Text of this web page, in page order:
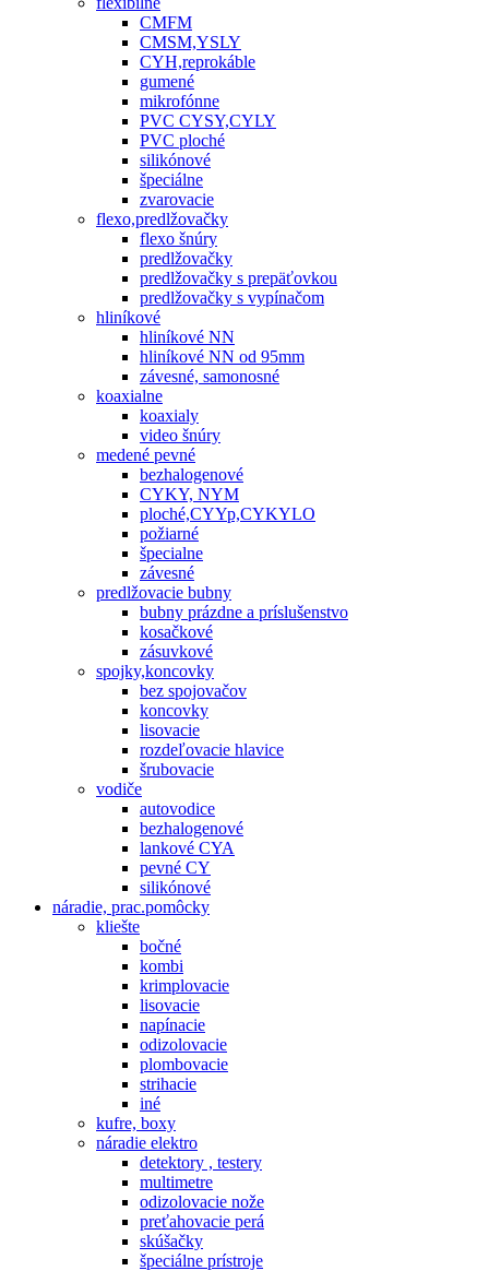
CMFM
CMSM,YSLY
CYH,reprokáble
gumené
mikrofónne
PVC CYSY,CYLY
PVC ploché
silikónové
špeciálne
zvarovacie
flexo,predlžovačky
flexo šnúry
predlžovačky
predlžovačky s prepäťovkou
predlžovačky s vypínačom
hliníkové
hliníkové NN
hliníkové NN od 95mm
závesné, samonosné
koaxialne
koaxialy
video šnúry
medené pevné
bezhalogenové
CYKY, NYM
ploché,CYYp,CYKYLO
požiarné
špecialne
závesné
predlžovacie bubny
bubny prázdne a príslušenstvo
kosačkové
zásuvkové
spojky,koncovky
bez spojovačov
koncovky
lisovacie
rozdeľovacie hlavice
šrubovacie
vodiče
autovodice
bezhalogenové
lankové CYA
pevné CY
silikónové
náradie, prac.pomôcky
kliešte
bočné
kombi
krimplovacie
lisovacie
napínacie
odizolovacie
plombovacie
strihacie
iné
kufre, boxy
náradie elektro
detektory , testery
multimetre
odizolovacie nože
preťahovacie perá
skúšačky
špeciálne prístroje